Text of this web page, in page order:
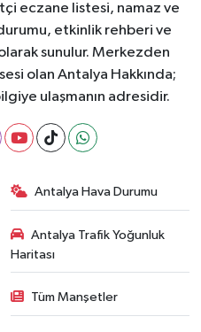
eczane listesi, namaz ve
etkinlik rehberi ve
sunulur. Merkezden
olan Antalya Hakkında;
ulaşmanın adresidir.
Antalya Hava Durumu
Antalya Trafik Yoğunluk
Haritası
Tüm Manşetler